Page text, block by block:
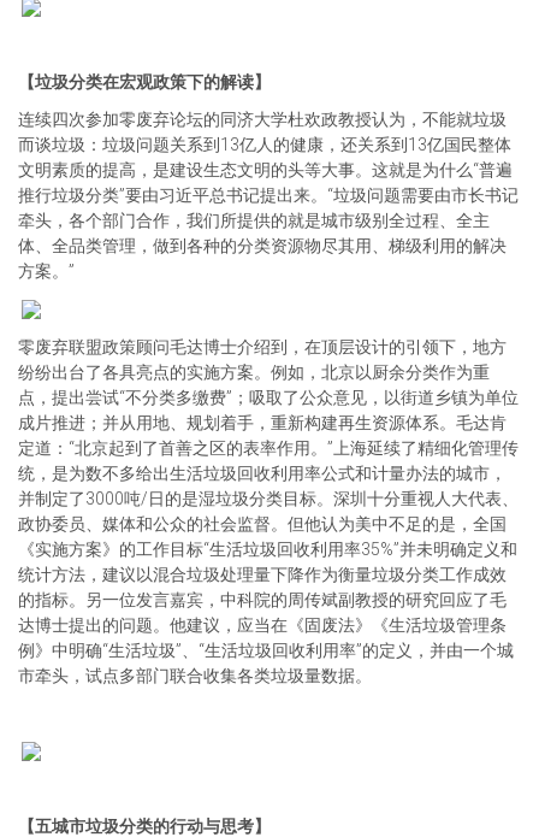
【垃圾分类在宏观政策下的解读】
连续四次参加零废弃论坛的同济大学杜欢政教授认为，不能就垃圾
而谈垃圾：垃圾问题关系到13亿人的健康，还关系到13亿国民整体
文明素质的提高，是建设生态文明的头等大事。这就是为什么“普遍
推行垃圾分类”要由习近平总书记提出来。“垃圾问题需要由市长书记
牵头，各个部门合作，我们所提供的就是城市级别全过程、全主
体、全品类管理，做到各种的分类资源物尽其用、梯级利用的解决
方案。”
零废弃联盟政策顾问毛达博士介绍到，在顶层设计的引领下，地方
纷纷出台了各具亮点的实施方案。例如，北京以厨余分类作为重
点，提出尝试“不分类多缴费”；吸取了公众意见，以街道乡镇为单位
成片推进；并从用地、规划着手，重新构建再生资源体系。毛达肯
定道：“北京起到了首善之区的表率作用。”上海延续了精细化管理传
统，是为数不多给出生活垃圾回收利用率公式和计量办法的城市，
并制定了3000吨/日的是湿垃圾分类目标。深圳十分重视人大代表、
政协委员、媒体和公众的社会监督。但他认为美中不足的是，全国
《实施方案》的工作目标“生活垃圾回收利用率35%”并未明确定义和
统计方法，建议以混合垃圾处理量下降作为衡量垃圾分类工作成效
的指标。另一位发言嘉宾，中科院的周传斌副教授的研究回应了毛
达博士提出的问题。他建议，应当在《固废法》《生活垃圾管理条
例》中明确“生活垃圾”、“生活垃圾回收利用率”的定义，并由一个城
市牵头，试点多部门联合收集各类垃圾量数据。
【五城市垃圾分类的行动与思考】